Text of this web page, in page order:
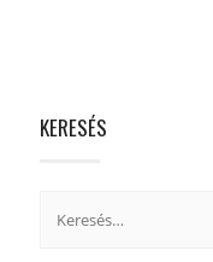
KERESÉS